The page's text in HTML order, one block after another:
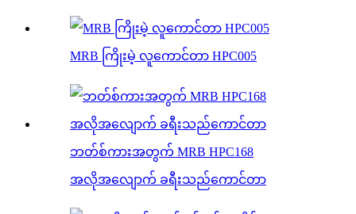
MRB ကြိုးမဲ့ လူကောင်တာ HPC005
ဘတ်စ်ကားအတွက် MRB HPC168
အလိုအလျောက် ခရီးသည်ကောင်တာ